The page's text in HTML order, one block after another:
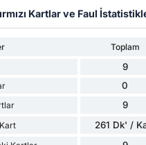
Kartlar ve Faul
Toplam
9
0
9
261 Dk' /